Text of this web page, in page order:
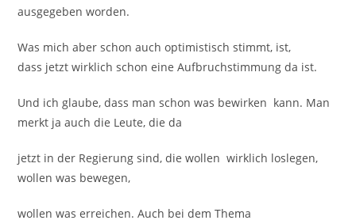
ausgegeben worden.
Was mich aber schon auch optimistisch stimmt, ist,
dass jetzt wirklich schon eine Aufbruchstimmung da ist.
Und ich glaube, dass man schon was bewirken kann. Man
merkt ja auch die Leute, die da
jetzt in der Regierung sind, die wollen wirklich loslegen,
wollen was bewegen,
wollen was erreichen. Auch bei dem Thema